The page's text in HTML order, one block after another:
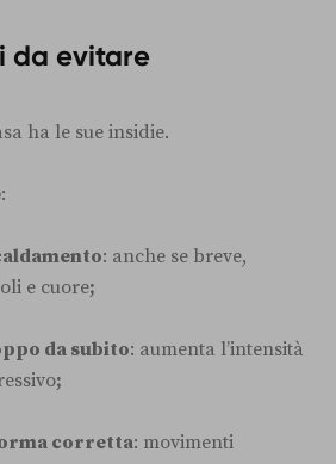
da evitare
ha le sue insidie.
:
: anche se breve,
e cuore;
da subito: aumenta l’intensità
;
corretta: movimenti